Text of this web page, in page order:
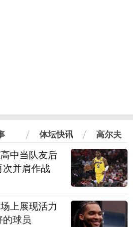
体坛快讯 高尔夫
中当队友后
并肩作战
上展现活力
球员